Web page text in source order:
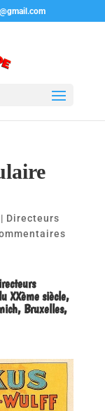
| Directeurs
XXème siècle,
Bruxelles,